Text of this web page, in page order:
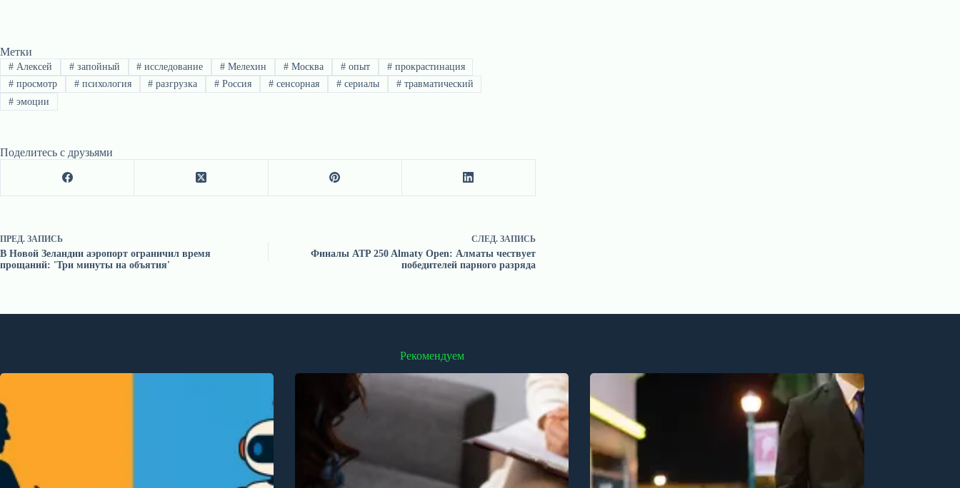
Метки
#Алексей #запойный # исследование # Мелехин # Москва #опыт #прокрастинация
#просмотр #психология # разгрузка # Россия # сенсорная #сериалы #травматический
#эмоции
Поделитесь с друзьями
ПРЕД. ЗАПИСЬ
В Новой Зеландии аэропорт ограничил время
прощаний: 'Три минуты на объятия'
СЛЕД. ЗАПИСЬ
Финалы ATP 250 Almaty Open: Алматы чествует
победителей парного разряда
Рекомендуем